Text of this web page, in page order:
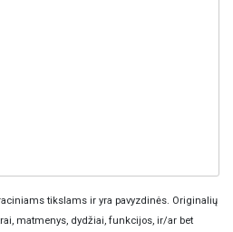
tikslams ir yra pavyzdinės. Originalių
matmenys, dydžiai, funkcijos, ir/ar bet